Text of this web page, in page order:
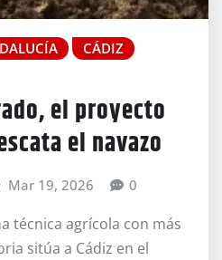
CÁDIZ
el proyecto
el navazo
Mar 19, 2026 0
técnica agrícola con más
sitúa a Cádiz en el